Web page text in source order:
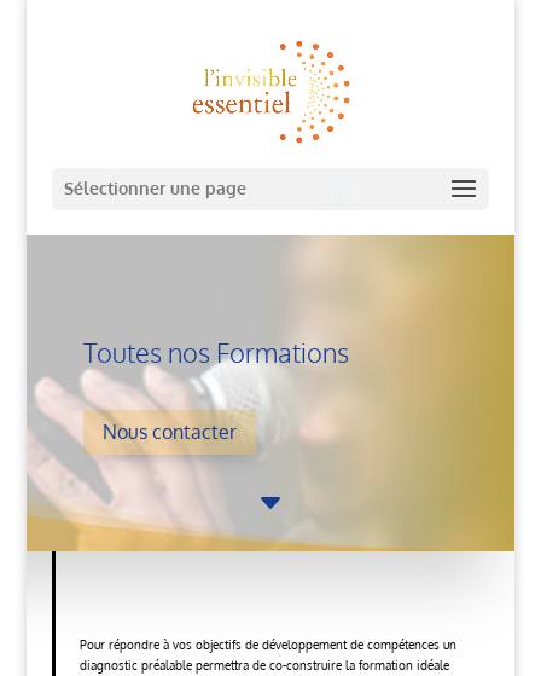
Sélectionner une page
Toutes nos Formations
Nous contacter
C
Pour répondre à vos objectifs de développement de compétences un
diagnostic préalable permettra de co-construire la formation idéale